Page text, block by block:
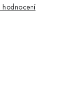
hodnocení